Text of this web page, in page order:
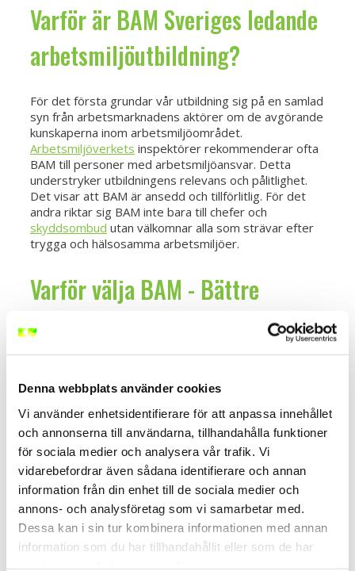
Denna webbplats använder cookies
Vi använder enhetsidentifierare för att anpassa innehållet
och annonserna till användarna, tillhandahålla funktioner
för sociala medier och analysera vår trafik. Vi
vidarebefordrar även sådana identifierare och annan
information från din enhet till de sociala medier och
annons- och analysföretag som vi samarbetar med.
Dessa kan i sin tur kombinera informationen med annan
information som du har tillhandahållit eller som de har
Varför är BAM Sveriges ledande
arbetsmiljöutbildning?
För det första grundar vår utbildning sig på en samlad
syn från arbetsmarknadens aktörer om de avgörande
kunskaperna inom arbetsmiljöområdet.
Arbetsmiljöverkets inspektörer rekommenderar ofta
BAM till personer med arbetsmiljöansvar. Detta
understryker utbildningens relevans och pålitlighet.
Det visar att BAM är ansedd och tillförlitlig. För det
andra riktar sig BAM inte bara till chefer och
skyddsombud utan välkomnar alla som strävar efter
trygga och hälsosamma arbetsmiljöer.
Varför välja BAM - Bättre
Arbetsmiljö, en
arbetsmiljöutbildning
Gällivare?
Med närvaro i Gällivare blir utbildningen mer tillgänglig
och bekväm för alla verksamma. Vi känner till
Gällivares unika arbetsmiljöbehov och anpassar vår
utbildning därefter. På så vis ger vi dig verktyg som
är både relevanta och praktiska för att hantera dina
utmaningar.Intresserad av en BAM utbildning
på en
annan ort?